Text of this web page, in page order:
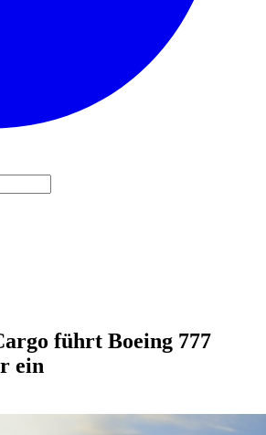
führt Boeing 777
ein